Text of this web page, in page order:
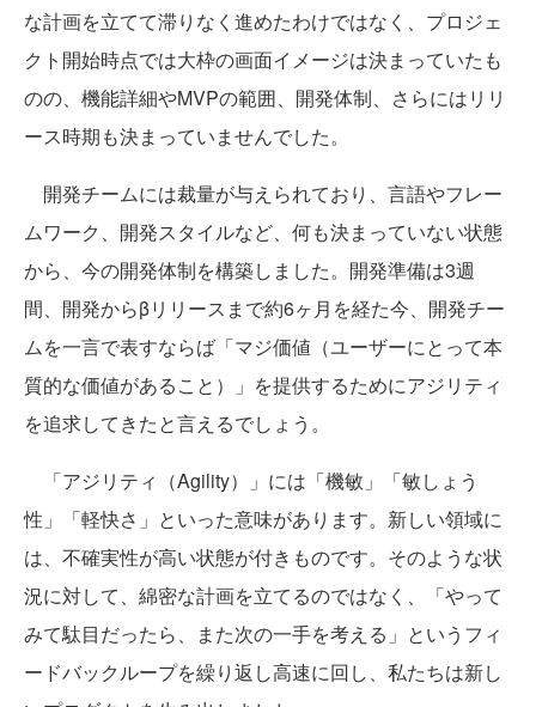
な計画を立てて滞りなく進めたわけではなく、プロジェ
クト開始時点では大枠の画面イメージは決まっていたも
のの、機能詳細やMVPの範囲、開発体制、さらにはリリ
ース時期も決まっていませんでした。
開発チームには裁量が与えられており、言語やフレー
ムワーク、開発スタイルなど、何も決まっていない状態
から、今の開発体制を構築しました。開発準備は3週
間、開発からβリリースまで約6ヶ月を経た今、開発チー
ムを一言で表すならば「マジ価値（ユーザーにとって本
質的な価値があること）」を提供するためにアジリティ
を追求してきたと言えるでしょう。
「アジリティ（Agility）」には「機敏」「敏しょう
性」「軽快さ」といった意味があります。新しい領域に
は、不確実性が高い状態が付きものです。そのような状
況に対して、綿密な計画を立てるのではなく、「やって
みて駄目だったら、また次の一手を考える」というフィ
ードバックループを繰り返し高速に回し、私たちは新し